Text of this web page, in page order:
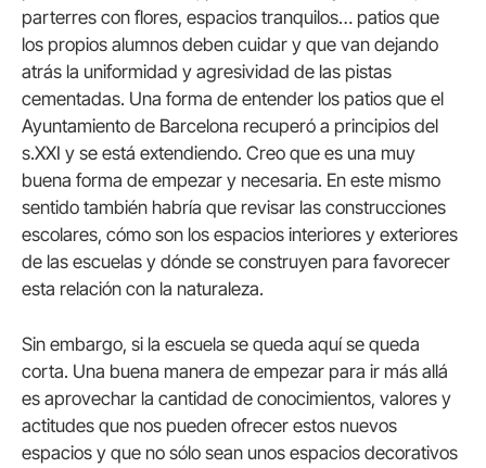
parterres con flores, espacios tranquilos… patios que
los propios alumnos deben cuidar y que van dejando
atrás la uniformidad y agresividad de las pistas
cementadas. Una forma de entender los patios que el
Ayuntamiento de Barcelona recuperó a principios del
s.XXI y se está extendiendo. Creo que es una muy
buena forma de empezar y necesaria. En este mismo
sentido también habría que revisar las construcciones
escolares, cómo son los espacios interiores y exteriores
de las escuelas y dónde se construyen para favorecer
esta relación con la naturaleza.
Sin embargo, si la escuela se queda aquí se queda
corta. Una buena manera de empezar para ir más allá
es aprovechar la cantidad de conocimientos, valores y
actitudes que nos pueden ofrecer estos nuevos
espacios y que no sólo sean unos espacios decorativos